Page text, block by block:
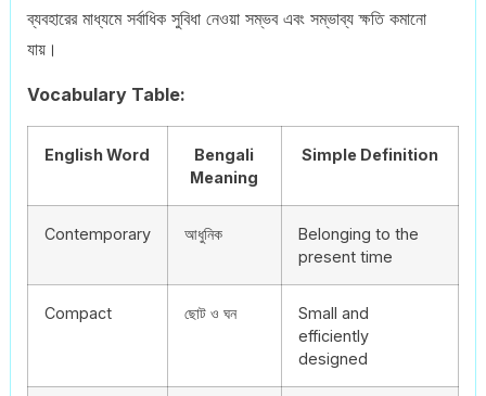
ব্যবহারের মাধ্যমে সর্বাধিক সুবিধা নেওয়া সম্ভব এবং সম্ভাব্য ক্ষতি কমানো
যায়।
Vocabulary Table:
English Word
Bengali
Meaning
Simple Definition
Contemporary আধুনিক
Belonging to the
present time
Compact ছোট ও ঘন
Small and
efficiently
designed